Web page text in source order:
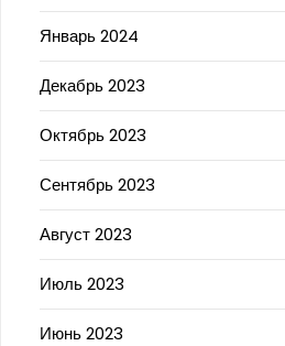
Январь 2024
Декабрь 2023
Октябрь 2023
Сентябрь 2023
Август 2023
Июль 2023
Июнь 2023